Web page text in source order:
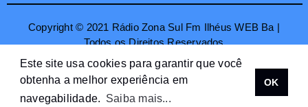
Este site usa cookies para garantir que você
obtenha a melhor experiência em
navegabilidade. Saiba mais...
OK
Copyright © 2021 Rádio Zona Sul Fm Ilhéus WEB Ba |
Todos os Direitos Reservados